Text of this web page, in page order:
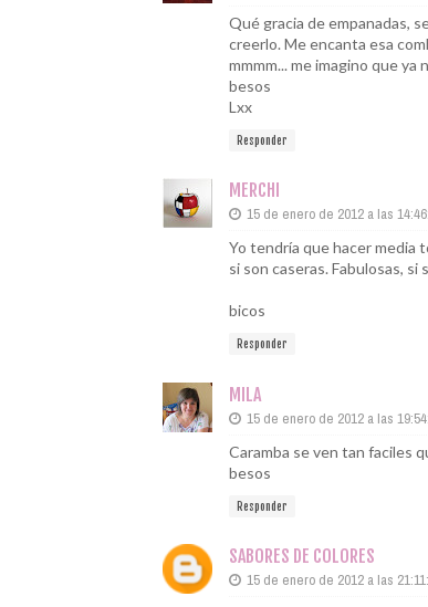
Qué gracia de empanadas,
creerlo. Me encanta esa
mmmm... me imagino que ya
besos
Lxx
Responder
MERCHI
15 de enero de 2012 a las
Yo tendría que hacer media
si son caseras. Fabulosas, si
bicos
Responder
MILA
15 de enero de 2012 a las
Caramba se ven tan faciles
besos
Responder
SABORES DE COLORES
15 de enero de 2012 a las